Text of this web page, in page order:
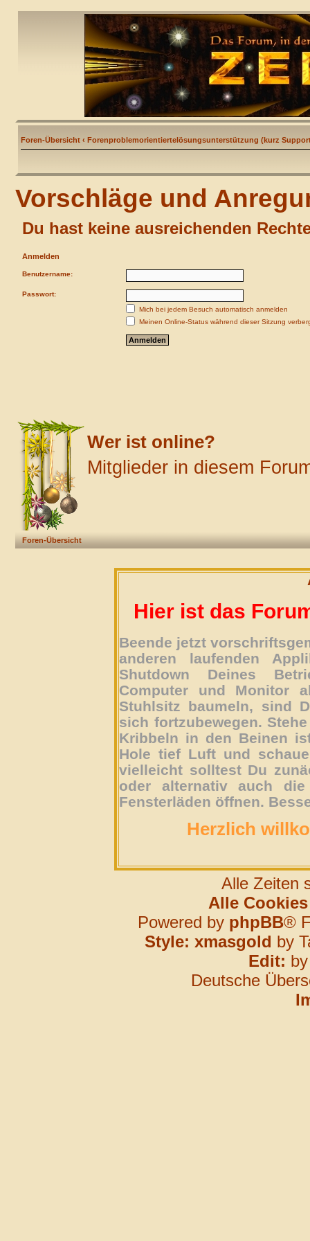
Foren-Übersicht ‹ Forenproblemorientiertelösungsunterstützung (kurz
Vorschläge und
Du hast keine ausreichenden
Anmelden
Benutzername:
Passwort:
Mich bei jedem Besuch automatisch anmelden
Meinen Online-Status während dieser Sitzung
Wer ist online?
Mitglieder in diesem
Foren-Übersicht
Hier ist das
Beende jetzt
anderen laufenden
Shutdown Deines
Computer und Monitor
Stuhlsitz baumeln, sind
sich fortzubewegen.
Kribbeln in den Beinen
Hole tief Luft und
vielleicht solltest Du
oder alternativ auch
Fensterläden öffnen.
Herzlich
Alle Zeiten
Alle
Powered by phpBB®
Style: xmasgold by
Edit:
Deutsche